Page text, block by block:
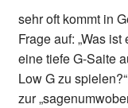
sehr oft kommt in
Frage auf: „Was
eine tiefe G-Saite
Low G zu
zur